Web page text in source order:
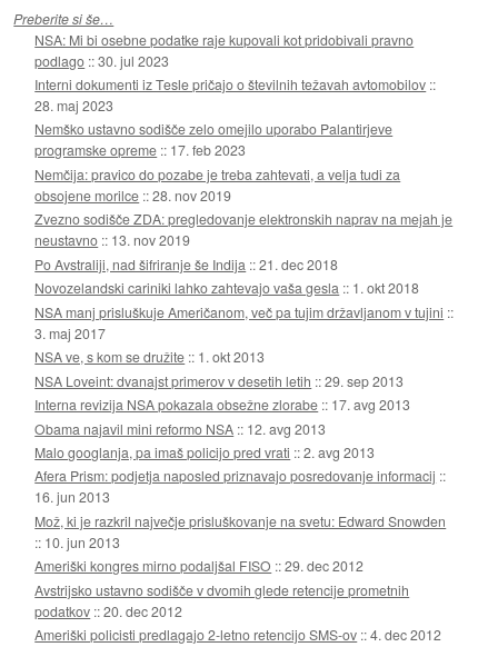
Preberite si še…
NSA: Mi bi osebne podatke raje kupovali kot pridobivali pravno
podlago ::30. jul 2023
Interni dokumenti iz Tesle pričajo o številnih težavah avtomobilov ::
28. maj 2023
Nemško ustavno sodišče zelo omejilo uporabo Palantirjeve
programske opreme :: 17. feb 2023
Nemčija: pravico do pozabe je treba zahtevati, a velja tudi za
obsojene morilce ::28. nov 2019
Zvezno sodišče ZDA: pregledovanje elektronskih naprav na mejah je
neustavno :: 13. nov 2019
Po Avstraliji, nad šifriranje še Indija ::21. dec 2018
Novozelandski cariniki lahko zahtevajo vaša gesla :: 1. okt 2018
NSA manj prisluškuje Američanom, več pa tujim državljanom v tujini ::
3. maj 2017
NSA ve, s kom se družite :: 1. okt 2013
NSA Loveint: dvanajst primerov v desetih letih ::29. sep 2013
Interna revizija NSA pokazala obsežne zlorabe :: 17. avg 2013
Obama najavil mini reformo NSA :: 12. avg 2013
Malo googlanja, pa imaš policijo pred vrati ::2. avg 2013
Afera Prism: podjetja naposled priznavajo posredovanje informacij ::
16. jun 2013
Mož, ki je razkril največje prisluškovanje na svetu: Edward Snowden
:: 10. jun 2013
Ameriški kongres mirno podaljšal FISO ::29. dec 2012
Avstrijsko ustavno sodišče v dvomih glede retencije prometnih
podatkov ::20. dec 2012
Ameriški policisti predlagajo 2-letno retencijo SMS-ov ::4. dec 2012